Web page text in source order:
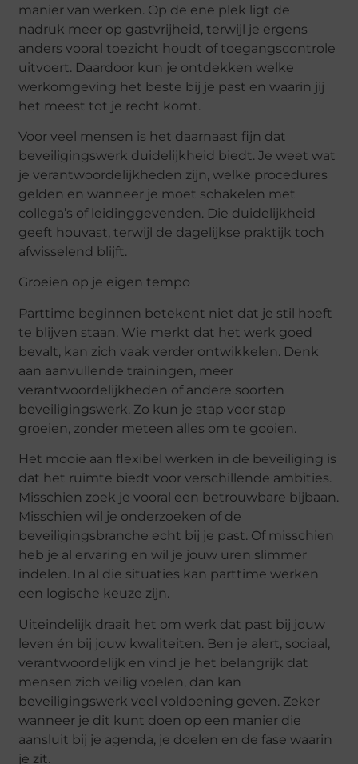
manier van werken. Op de ene plek ligt de
nadruk meer op gastvrijheid, terwijl je ergens
anders vooral toezicht houdt of toegangscontrole
uitvoert. Daardoor kun je ontdekken welke
werkomgeving het beste bij je past en waarin jij
het meest tot je recht komt.
Voor veel mensen is het daarnaast fijn dat
beveiligingswerk duidelijkheid biedt. Je weet wat
je verantwoordelijkheden zijn, welke procedures
gelden en wanneer je moet schakelen met
collega’s of leidinggevenden. Die duidelijkheid
geeft houvast, terwijl de dagelijkse praktijk toch
afwisselend blijft.
Groeien op je eigen tempo
Parttime beginnen betekent niet dat je stil hoeft
te blijven staan. Wie merkt dat het werk goed
bevalt, kan zich vaak verder ontwikkelen. Denk
aan aanvullende trainingen, meer
verantwoordelijkheden of andere soorten
beveiligingswerk. Zo kun je stap voor stap
groeien, zonder meteen alles om te gooien.
Het mooie aan flexibel werken in de beveiliging is
dat het ruimte biedt voor verschillende ambities.
Misschien zoek je vooral een betrouwbare bijbaan.
Misschien wil je onderzoeken of de
beveiligingsbranche echt bij je past. Of misschien
heb je al ervaring en wil je jouw uren slimmer
indelen. In al die situaties kan parttime werken
een logische keuze zijn.
Uiteindelijk draait het om werk dat past bij jouw
leven én bij jouw kwaliteiten. Ben je alert, sociaal,
verantwoordelijk en vind je het belangrijk dat
mensen zich veilig voelen, dan kan
beveiligingswerk veel voldoening geven. Zeker
wanneer je dit kunt doen op een manier die
aansluit bij je agenda, je doelen en de fase waarin
je zit.